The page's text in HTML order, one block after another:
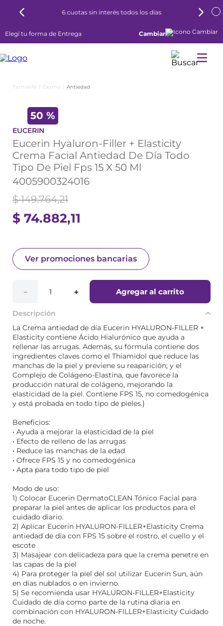
6 cuotas sin interés todos los días
Elegí tu forma de Entrega Cambiar
Dermo Antiedad
50 %
EUCERIN
Eucerin Hyaluron-Filler + Elasticity
Crema Facial Antiedad De Día Todo
Tipo De Piel Fps 15 X 50 Ml
4005900324016
$ 74.882,11
$ 149.764,21
Ver promociones bancarias
＋
－ Agregar al carrito
Descripción
La Crema antiedad de día Eucerin HYALURON-FILLER +
Elasticity contiene Ácido Hialurónico que ayuda a
rellenar las arrugas. Además, su fórmula contiene dos
ingredientes claves como el Thiamidol que reduce las
manchas de la piel y previene su reaparición; y el
Complejo de Colágeno-Elastina, que favorece la
producción natural de colágeno, mejorando la
elasticidad de la piel. Contiene FPS 15, no comedogénica
y está probada en todo tipo de pieles.}
Beneficios:
• Ayuda a mejorar la elasticidad de la piel
• Efecto de relleno de las arrugas
• Reduce las manchas de la edad
• Ofrece FPS 15 y no comedogénica
• Apta para todo tipo de piel
Modo de uso:
1) Colocar Eucerin DermatoCLEAN Tónico Facial para
preparar la piel antes de aplicar los productos para el
cuidado diario.
2) Aplicar Eucerin HYALURON-FILLER+Elasticity Crema
antiedad de día con FPS 15 sobre el rostro, el cuello y el
escote
3) Masajear con delicadeza para que la crema penetre en
las capas de la piel
4) Para proteger la piel del sol utilizar Eucerin Sun, aún
en días nublados o en invierno.
5) Se recomienda usar HYALURON-FILLER+Elasticity
Cuidado de día como parte de la rutina diaria en
combinación con HYALURON-FILLER+Elasticity Cuidado
de noche.